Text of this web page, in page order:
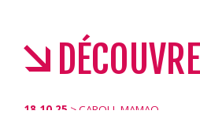
18.10.25 >CAROLL MAMAQUEEN